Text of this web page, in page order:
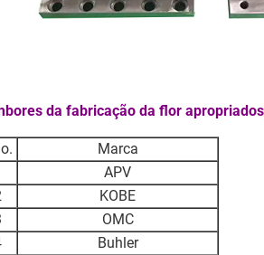
da fabricação da flor
Marca
APV
KOBE
OMC
Buhler